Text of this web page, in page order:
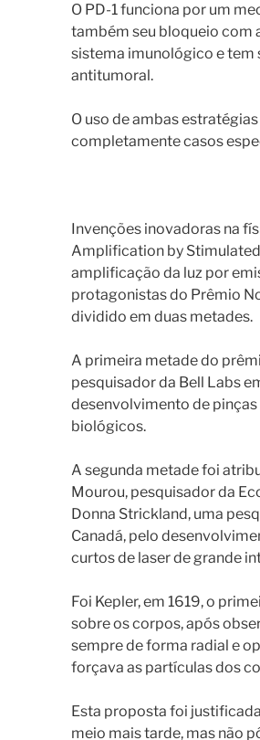
O PD-1 funciona por um
também seu bloqueio com
sistema imunológico e tem
antitumoral.
O uso de ambas
completamente casos
Invenções inovadoras na
Amplification by
amplificação da luz por
protagonistas do Prêmio
dividido em duas metades.
A primeira metade do
pesquisador da Bell Labs
desenvolvimento de
biológicos.
A segunda metade foi
Mourou, pesquisador da
Donna Strickland, uma
Canadá, pelo
curtos de laser de grande
Foi Kepler, em 1619, o
sobre os corpos, após
sempre de forma radial e
forçava as partículas dos
Esta proposta foi
meio mais tarde, mas não